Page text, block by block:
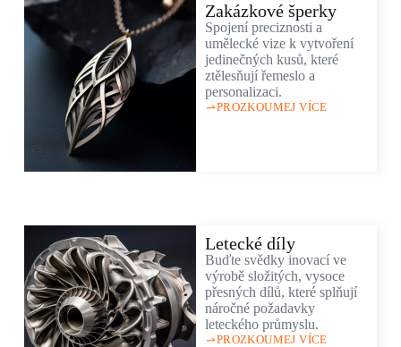
Zakázkové šperky
Spojení preciznosti a
umělecké vize k vytvoření
jedinečných kusů, které
ztělesňují řemeslo a
personalizaci.
PROZKOUMEJ VÍCE
Letecké díly
Buďte svědky inovací ve
výrobě složitých, vysoce
přesných dílů, které splňují
náročné požadavky
leteckého průmyslu.
PROZKOUMEJ VÍCE